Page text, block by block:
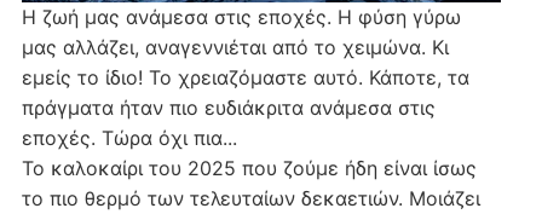
Η ζωή μας ανάμεσα στις εποχές. Η φύση γύρω
μας αλλάζει, αναγεννιέται από το χειμώνα. Κι
εμείς το ίδιο! Το χρειαζόμαστε αυτό. Κάποτε, τα
πράγματα ήταν πιο ευδιάκριτα ανάμεσα στις
εποχές. Τώρα όχι πια...
Το καλοκαίρι του 2025 που ζούμε ήδη είναι ίσως
το πιο θερμό των τελευταίων δεκαετιών. Μοιάζει